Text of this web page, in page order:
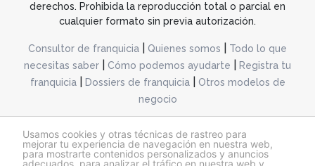
Usamos cookies y otras técnicas de rastreo para
mejorar tu experiencia de navegación en nuestra web,
para mostrarte contenidos personalizados y anuncios
adecuados, para analizar el tráfico en nuestra web y
derechos. Prohibida la reproducción total o parcial en
cualquier formato sin previa autorización.
Consultor de franquicia Quienes somos
Todo lo que
necesitas saber
Cómo podemos ayudarte
Registra tu
franquicia| Dossiers de franquicia|
Otros modelos de
negocio
@franquiciashoy.es |Aviso legal| Política de cookies|Política de privacidad